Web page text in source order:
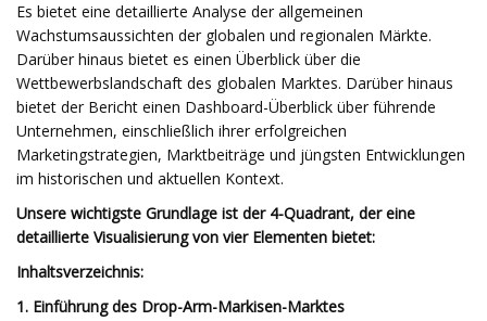
Es bietet eine detaillierte Analyse der allgemeinen
Wachstumsaussichten der globalen und regionalen Märkte.
Darüber hinaus bietet es einen Überblick über die
Wettbewerbslandschaft des globalen Marktes. Darüber hinaus
bietet der Bericht einen Dashboard-Überblick über führende
Unternehmen, einschließlich ihrer erfolgreichen
Marketingstrategien, Marktbeiträge und jüngsten Entwicklungen
im historischen und aktuellen Kontext.
Unsere wichtigste Grundlage ist der 4-Quadrant, der eine
detaillierte Visualisierung von vier Elementen bietet:
Inhaltsverzeichnis:
1. Einführung des Drop-Arm-Markisen-Marktes